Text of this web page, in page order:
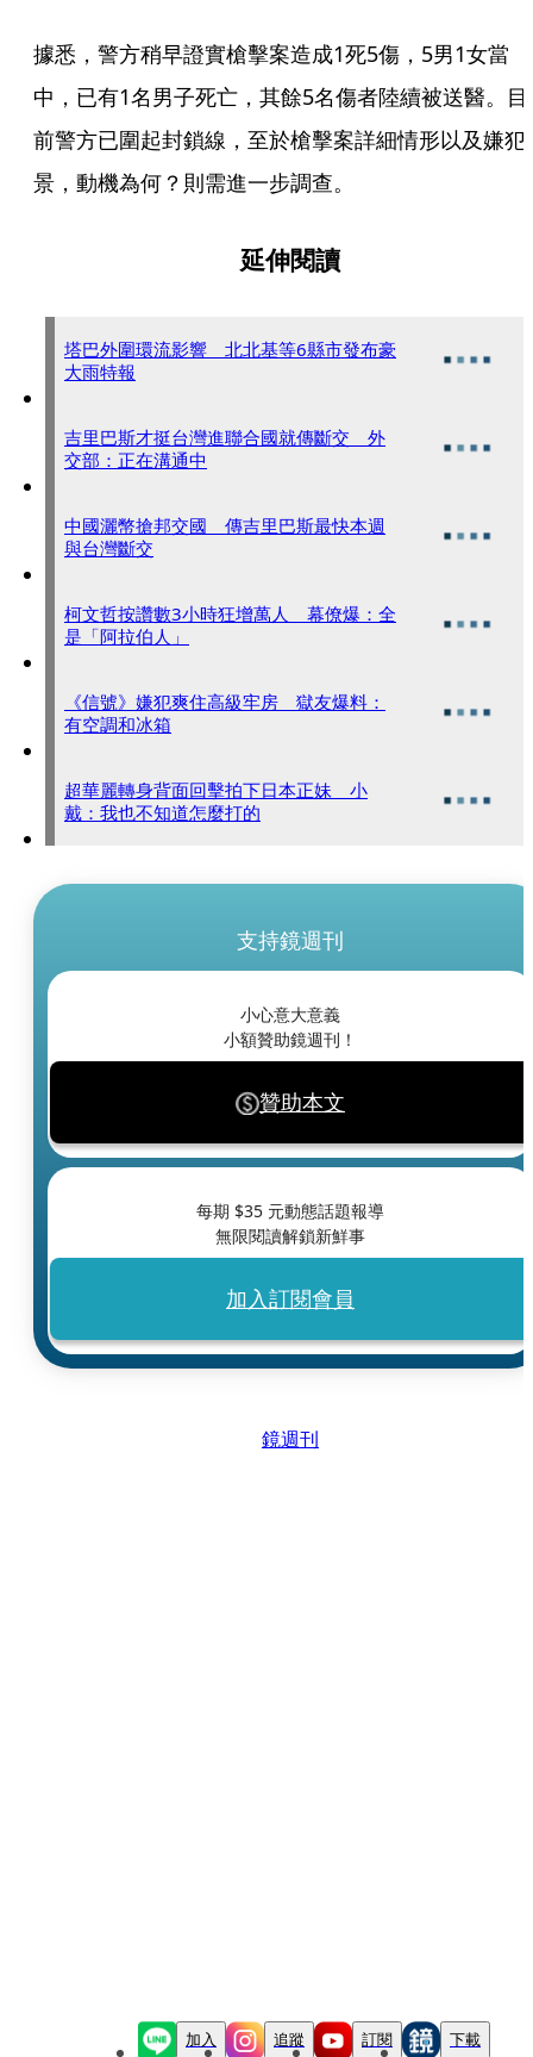
據悉，警方稍早證實槍擊案造成1死5傷，5男1女當
中，已有1名男子死亡，其餘5名傷者陸續被送醫。目
前警方已圍起封鎖線，至於槍擊案詳細情形以及嫌犯
景，動機為何？則需進一步調查。
延伸閱讀
塔巴外圍環流影響 北北基等6縣市發布豪
大雨特報
吉里巴斯才挺台灣進聯合國就傳斷交 外
交部：正在溝通中
中國灑幣搶邦交國 傳吉里巴斯最快本週
與台灣斷交
柯文哲按讚數3小時狂增萬人 幕僚爆：全
是「阿拉伯人」
《信號》嫌犯爽住高級牢房 獄友爆料：
有空調和冰箱
超華麗轉身背面回擊拍下日本正妹 小
戴：我也不知道怎麼打的
支持鏡週刊
小心意大意義
小額贊助鏡週刊！
贊助本文
每期 $35 元動態話題報導
無限閱讀解鎖新鮮事
加入訂閱會員
鏡週刊
加入 追蹤 訂閱 下載